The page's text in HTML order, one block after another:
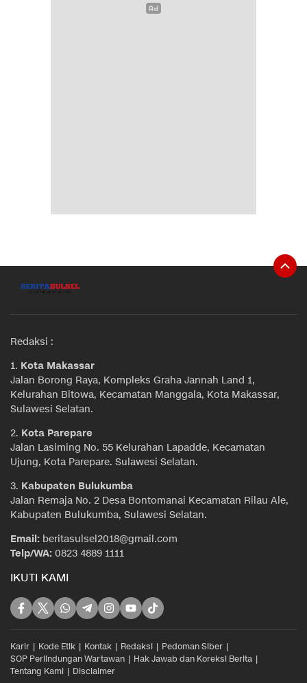
Redaksi :
1. Kota Makassar
Jalan Borong Raya, Kompleks Graha Jannah Land 1,
Kelurahan Bitowa, Kecamatan Manggala, Kota Makassar,
Sulawesi Selatan.
2. Kota Parepare
Jalan Lasiming No. 55 Kelurahan Lapadde, Kecamatan
Ujung, Kota Parepare. Sulawesi Selatan.
3. Kabupaten Bulukumba
Jalan Remaja No. 2 Desa Bontomanai Kecamatan Rilau Ale,
Kabupaten Bulukumba, Sulawesi Selatan.
Email: beritasulsel2018@gmail.com
Telp/WA: 0823 4889 1111
IKUTI KAMI
Karir Kode Etik Kontak Redaksi
Pedoman Siber
SOP Perlindungan Wartawan
Hak Jawab dan Koreksi Berita
Tentang Kami
Disclaimer